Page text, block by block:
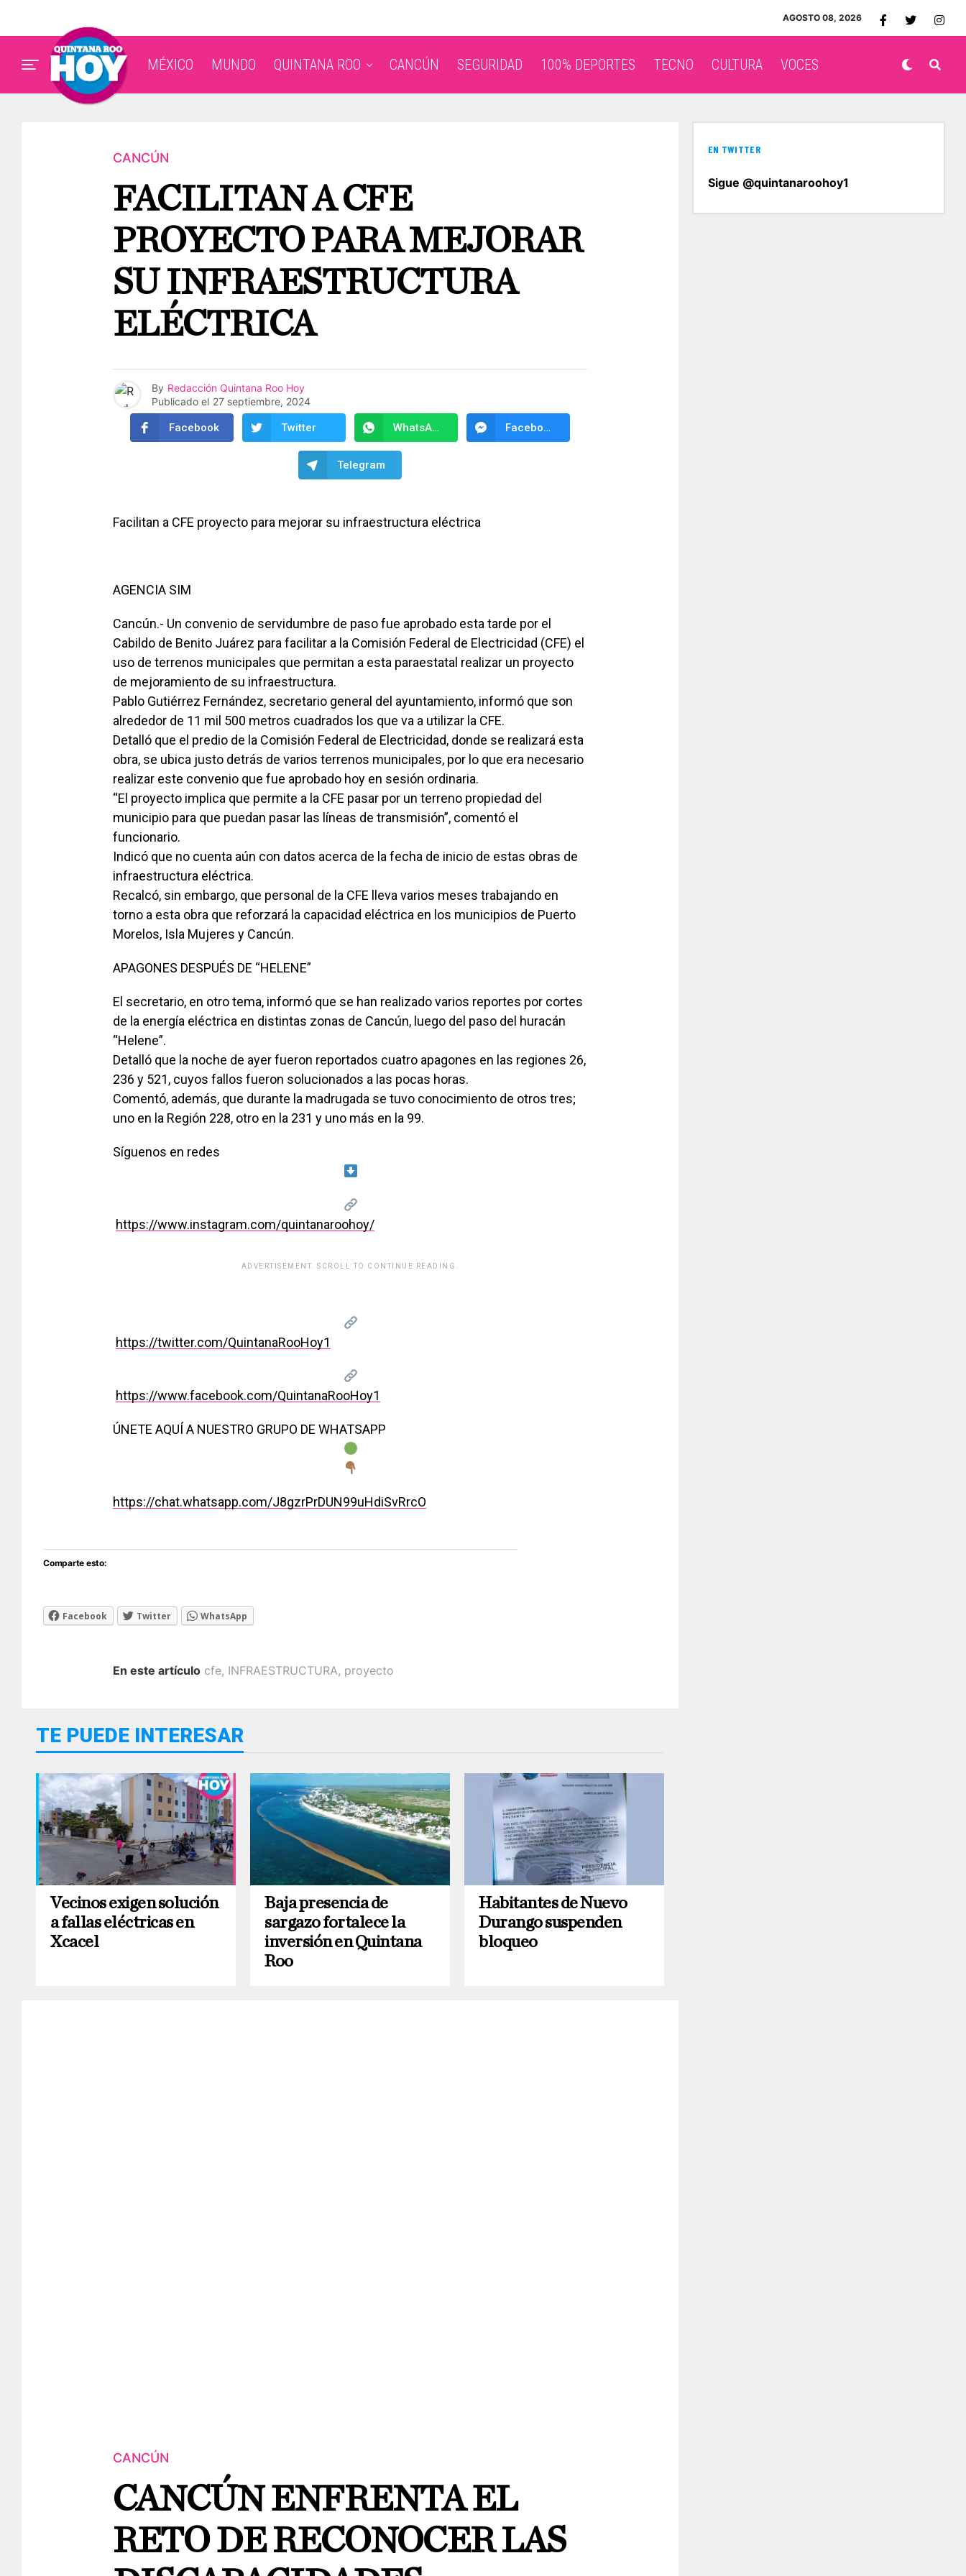
AGOSTO 08, 2026
MÉXICO MUNDO QUINTANA ROO CANCÚN SEGURIDAD 100% DEPORTES TECNO CULTURA VOCES
CANCÚN
FACILITAN A CFE
PROYECTO PARA MEJORAR
SU INFRAESTRUCTURA
ELÉCTRICA
By Redacción Quintana Roo Hoy
Publicado el 27 septiembre, 2024
Facebook Twitter WhatsApp Facebook Messenger
Telegram
Facilitan a CFE proyecto para mejorar su infraestructura eléctrica
AGENCIA SIM
Cancún.- Un convenio de servidumbre de paso fue aprobado esta tarde por el
Cabildo de Benito Juárez para facilitar a la Comisión Federal de Electricidad (CFE) el
uso de terrenos municipales que permitan a esta paraestatal realizar un proyecto
de mejoramiento de su infraestructura.
Pablo Gutiérrez Fernández, secretario general del ayuntamiento, informó que son
alrededor de 11 mil 500 metros cuadrados los que va a utilizar la CFE.
Detalló que el predio de la Comisión Federal de Electricidad, donde se realizará esta
obra, se ubica justo detrás de varios terrenos municipales, por lo que era necesario
realizar este convenio que fue aprobado hoy en sesión ordinaria.
“El proyecto implica que permite a la CFE pasar por un terreno propiedad del
municipio para que puedan pasar las líneas de transmisión”, comentó el
funcionario.
Indicó que no cuenta aún con datos acerca de la fecha de inicio de estas obras de
infraestructura eléctrica.
Recalcó, sin embargo, que personal de la CFE lleva varios meses trabajando en
torno a esta obra que reforzará la capacidad eléctrica en los municipios de Puerto
Morelos, Isla Mujeres y Cancún.
APAGONES DESPUÉS DE “HELENE”
El secretario, en otro tema, informó que se han realizado varios reportes por cortes
de la energía eléctrica en distintas zonas de Cancún, luego del paso del huracán
“Helene”.
Detalló que la noche de ayer fueron reportados cuatro apagones en las regiones 26,
236 y 521, cuyos fallos fueron solucionados a las pocas horas.
Comentó, además, que durante la madrugada se tuvo conocimiento de otros tres;
uno en la Región 228, otro en la 231 y uno más en la 99.
Síguenos en redes
https://www.instagram.com/quintanaroohoy/
ADVERTISEMENT. SCROLL TO CONTINUE READING.
https://twitter.com/QuintanaRooHoy1
https://www.facebook.com/QuintanaRooHoy1
ÚNETE AQUÍ A NUESTRO GRUPO DE WHATSAPP
https://chat.whatsapp.com/J8gzrPrDUN99uHdiSvRrcO
Comparte esto:
Facebook Twitter WhatsApp
En este artículo cfe, INFRAESTRUCTURA, proyecto
TE PUEDE INTERESAR
Vecinos exigen solución
a fallas eléctricas en
Xcacel
Baja presencia de
sargazo fortalece la
inversión en Quintana
Roo
Habitantes de Nuevo
Durango suspenden
bloqueo
CANCÚN
CANCÚN ENFRENTA EL
RETO DE RECONOCER LAS
EN TWITTER
Sigue @quintanaroohoy1